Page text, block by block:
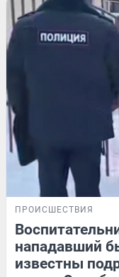
ПРОИСШЕСТВИЯ
нападавший
известны